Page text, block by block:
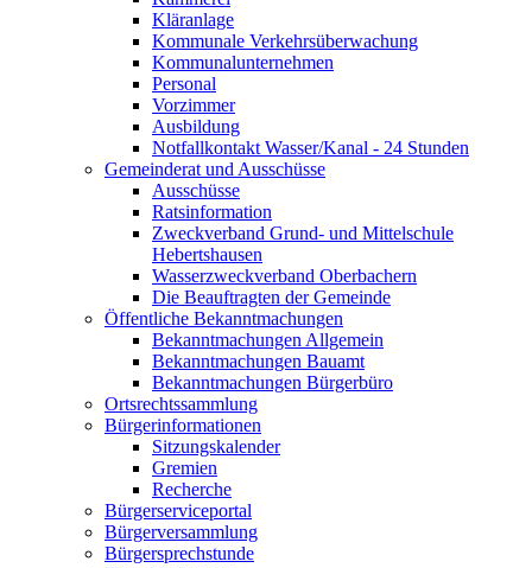
Kläranlage
Kommunale Verkehrsüberwachung
Kommunalunternehmen
Personal
Vorzimmer
Ausbildung
Notfallkontakt Wasser/Kanal - 24 Stunden
Gemeinderat und Ausschüsse
Ausschüsse
Ratsinformation
Zweckverband Grund- und Mittelschule
Hebertshausen
Wasserzweckverband Oberbachern
Die Beauftragten der Gemeinde
Öffentliche Bekanntmachungen
Bekanntmachungen Allgemein
Bekanntmachungen Bauamt
Bekanntmachungen Bürgerbüro
Ortsrechtssammlung
Bürgerinformationen
Sitzungskalender
Gremien
Recherche
Bürgerserviceportal
Bürgerversammlung
Bürgersprechstunde